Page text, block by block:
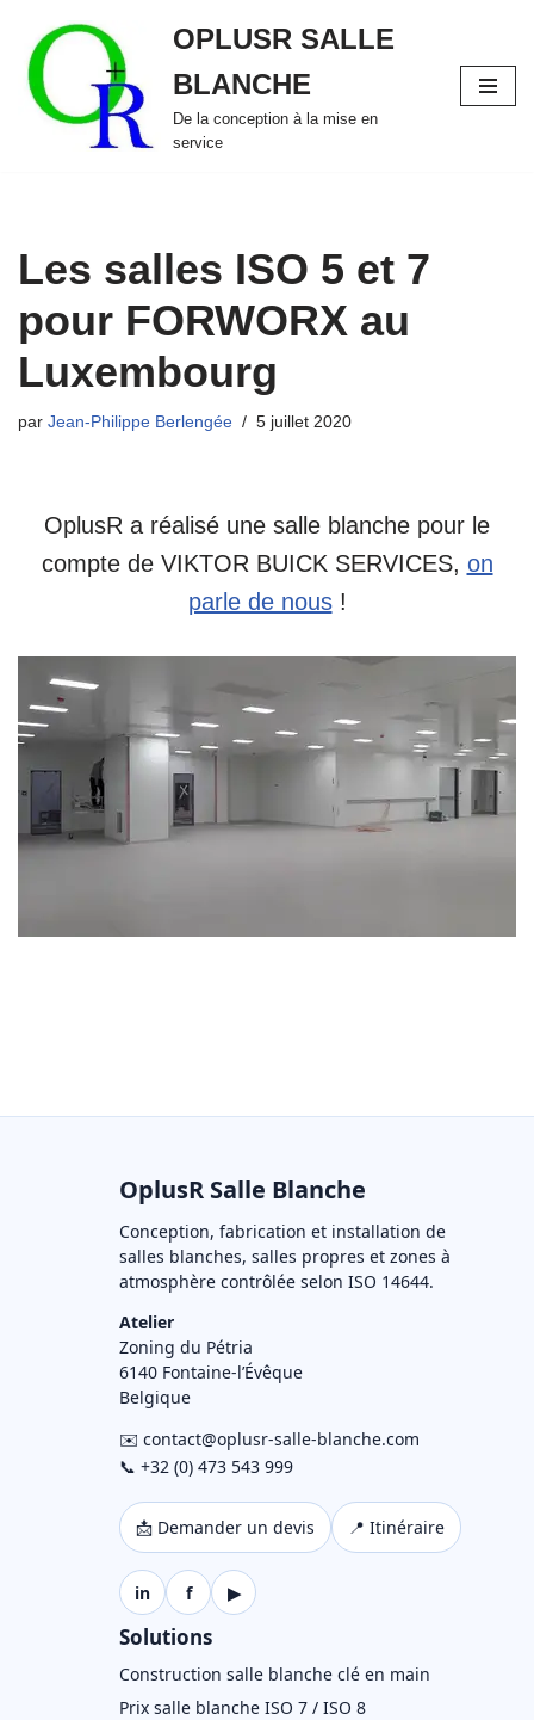
Aller
au
contenu
OPLUSR SALLE
BLANCHE
De la conception à la mise en
service
Les salles ISO 5 et 7
pour FORWORX au
Luxembourg
par Jean-Philippe Berlengée 5 juillet 2020
OplusR a réalisé une salle blanche pour le
compte de VIKTOR BUICK SERVICES, on
parle de nous!
OplusR Salle Blanche
Conception, fabrication et installation de
salles blanches, salles propres et zones à
atmosphère contrôlée selon ISO 14644.
Atelier
Zoning du Pétria
6140 Fontaine-l’Évêque
Belgique
✉️ contact@oplusr-salle-blanche.com
📞 +32 (0) 473 543 999
📩 Demander un devis 📍 Itinéraire
in f ▶
Solutions
Construction salle blanche clé en main
Prix salle blanche ISO 7 / ISO 8